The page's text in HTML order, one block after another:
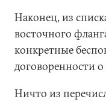
Наконец, из
восточного
конкретные
договоренности
Ничто из